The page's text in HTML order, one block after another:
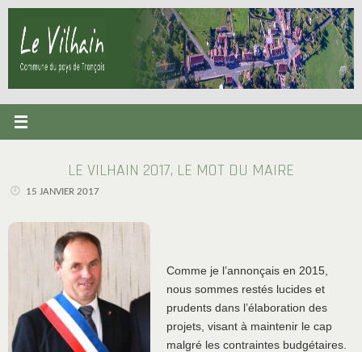
Passer
contenu
LE VILHAIN 2017, LE MOT DU MAIRE
15 JANVIER 2017
Comme je l’annonçais en 2015,
nous sommes restés lucides et
prudents dans l’élaboration des
projets, visant à maintenir le cap
malgré les contraintes budgétaires.